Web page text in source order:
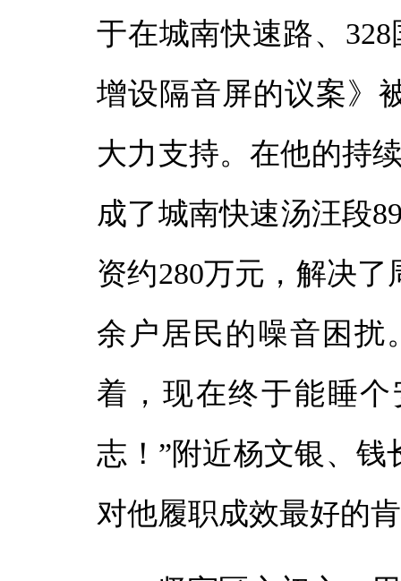
于在城南快速路、
增设隔音屏的议案》
大力支持。在他的持
成了城南快速汤汪段
资约280万元，解决了
余户居民的噪音困扰
着，现在终于能睡
志！”附近杨文银、
对他履职成效最好的